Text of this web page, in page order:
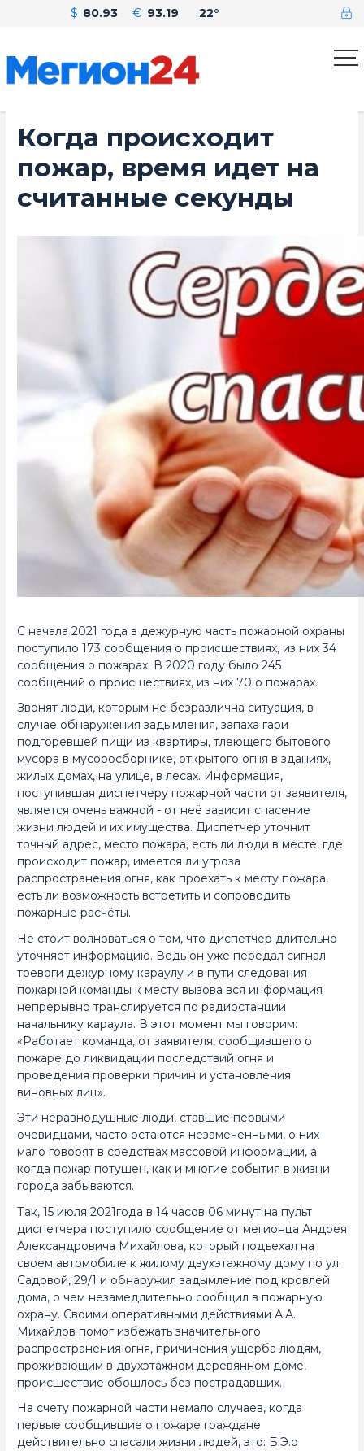
$ 80.93 € 93.19 22°
Когда происходит
пожар, время идет на
считанные секунды
С начала 2021 года в дежурную часть пожарной охраны
поступило 173 сообщения о происшествиях, из них 34
сообщения о пожарах. В 2020 году было 245
сообщений о происшествиях, из них 70 о пожарах.
Звонят люди, которым не безразлична ситуация, в
случае обнаружения задымления, запаха гари
подгоревшей пищи из квартиры, тлеющего бытового
мусора в мусоросборнике, открытого огня в зданиях,
жилых домах, на улице, в лесах. Информация,
поступившая диспетчеру пожарной части от заявителя,
является очень важной - от неё зависит спасение
жизни людей и их имущества. Диспетчер уточнит
точный адрес, место пожара, есть ли люди в месте, где
происходит пожар, имеется ли угроза
распространения огня, как проехать к месту пожара,
есть ли возможность встретить и сопроводить
пожарные расчёты.
Не стоит волноваться о том, что диспетчер длительно
уточняет информацию. Ведь он уже передал сигнал
тревоги дежурному караулу и в пути следования
пожарной команды к месту вызова вся информация
непрерывно транслируется по радиостанции
начальнику караула. В этот момент мы говорим:
«Работает команда, от заявителя, сообщившего о
пожаре до ликвидации последствий огня и
проведения проверки причин и установления
виновных лиц».
Эти неравнодушные люди, ставшие первыми
очевидцами, часто остаются незамеченными, о них
мало говорят в средствах массовой информации, а
когда пожар потушен, как и многие события в жизни
города забываются.
Так, 15 июля 2021года в 14 часов 06 минут на пульт
диспетчера поступило сообщение от мегионца Андрея
Александровича Михайлова, который подъехал на
своем автомобиле к жилому двухэтажному дому по ул.
Садовой, 29/1 и обнаружил задымление под кровлей
дома, о чем незамедлительно сообщил в пожарную
охрану. Своими оперативными действиями А.А.
Михайлов помог избежать значительного
распространения огня, причинения ущерба людям,
проживающим в двухэтажном деревянном доме,
происшествие обошлось без пострадавших.
На счету пожарной части немало случаев, когда
первые сообщившие о пожаре граждане
действительно спасали жизни людей, это: Б.Э.о